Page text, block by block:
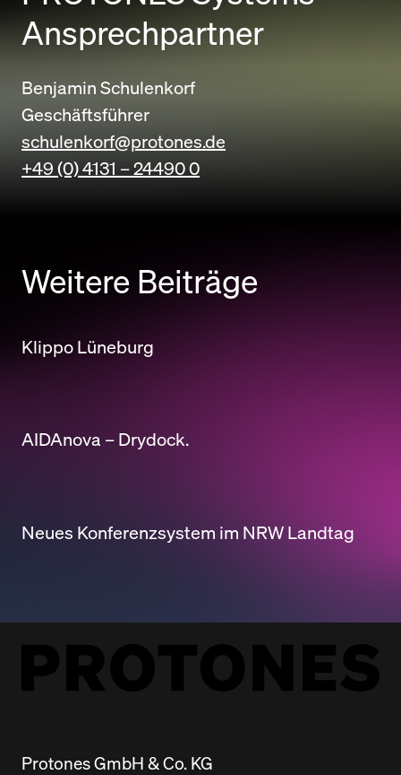
Ansprechpartner
Benjamin Schulenkorf
Geschäftsführer
schulenkorf@protones.de
+49 (0) 4131 – 24490 0
Weitere Beiträge
Klippo Lüneburg
AIDAnova – Drydock.
Neues Konferenzsystem im NRW Landtag
Protones GmbH & Co. KG